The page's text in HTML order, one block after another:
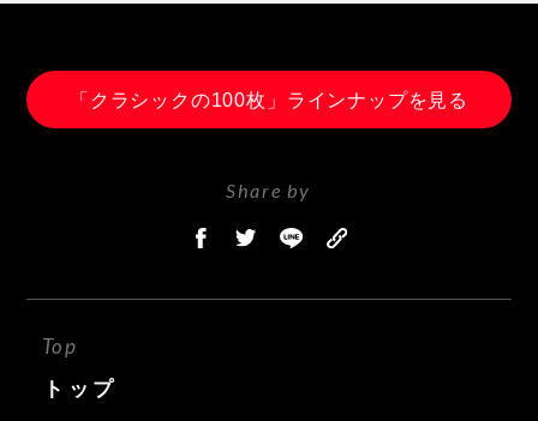
「クラシックの100枚」ラインナップを見る
Share by
Top
トップ